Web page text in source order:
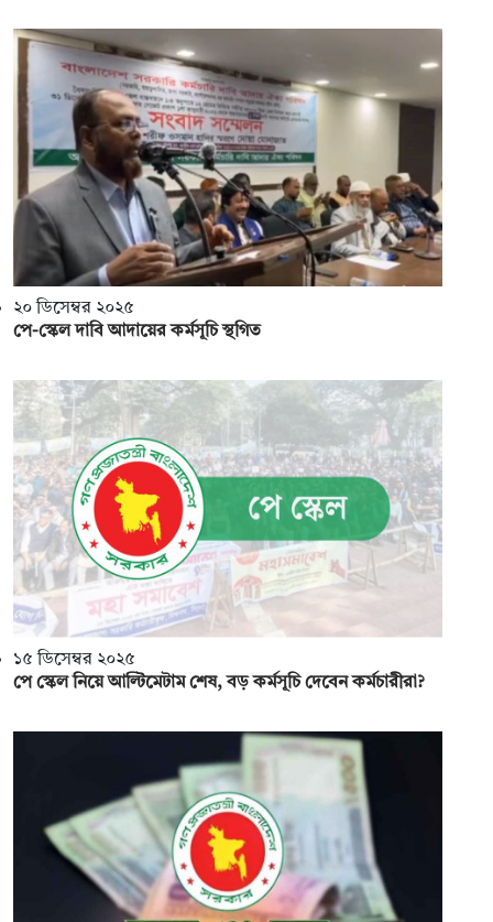
২০ ডিসেম্বর ২০২৫
পে-স্কেল দাবি আদায়ের কর্মসূচি স্থগিত
১৫ ডিসেম্বর ২০২৫
পে স্কেল নিয়ে আল্টিমেটাম শেষ, বড় কর্মসূচি দেবেন কর্মচারীরা?